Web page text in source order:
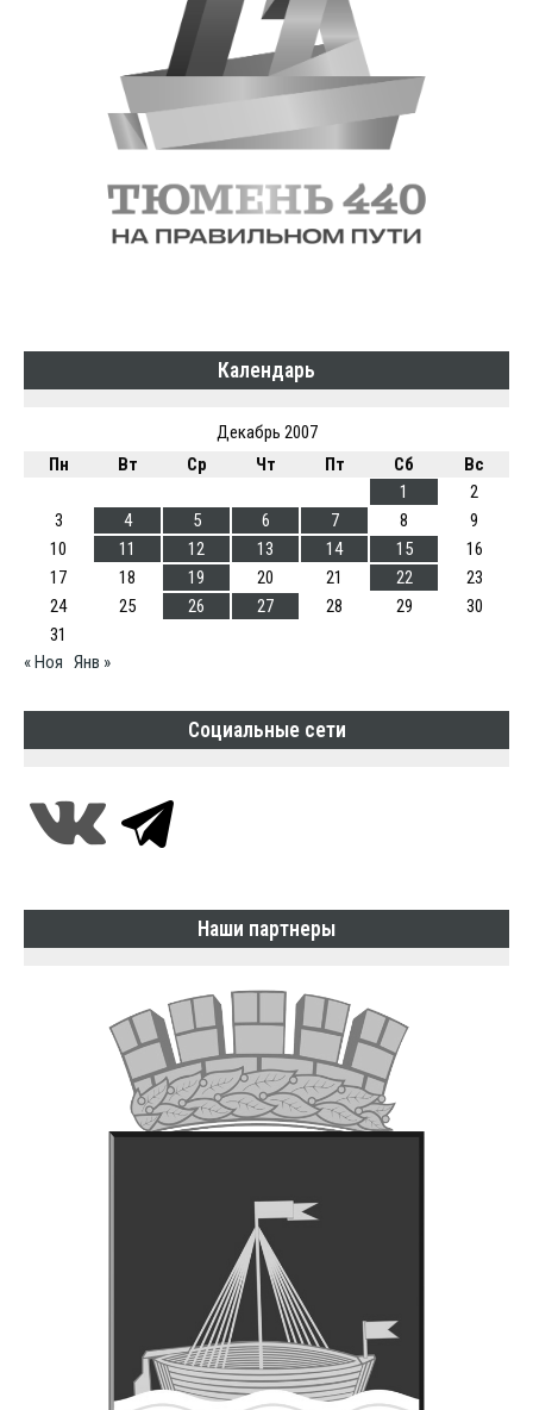
Календарь
Декабрь 2007
Пн
Вт Ср Чт Пт Сб
Вс
1
2
3
4 5 6 7 8
9
10
11 12 13 14 15
16
17
18 19 20 21 22
23
24
25 26 27 28 29
30
31
« Ноя Янв »
Социальные сети
Наши партнеры